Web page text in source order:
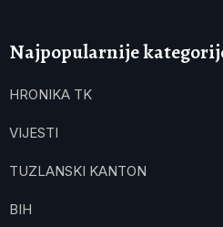
Najpopularnije
HRONIKA TK
VIJESTI
TUZLANSKI KANTON
BIH